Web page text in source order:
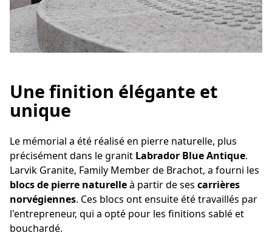
Une finition élégante et
unique
Le mémorial a été réalisé en pierre naturelle, plus
précisément dans le granit Labrador Blue Antique.
Larvik Granite, Family Member de Brachot, a fourni les
blocs de pierre naturelleà partir de ses carrières
norvégiennes. Ces blocs ont ensuite été travaillés par
l'entrepreneur, qui a opté pour les finitions sablé et
bouchardé.